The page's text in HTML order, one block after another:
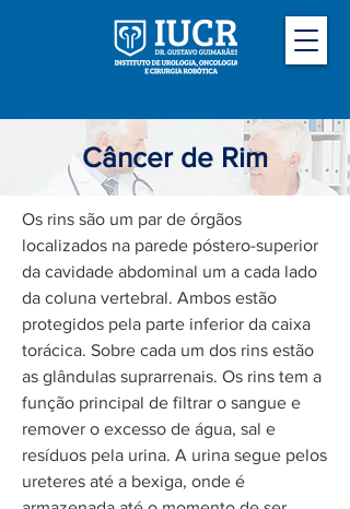
Câncer de Rim
Os rins são um par de órgãos
localizados na parede póstero-superior
da cavidade abdominal um a cada lado
da coluna vertebral. Ambos estão
protegidos pela parte inferior da caixa
torácica. Sobre cada um dos rins estão
as glândulas suprarrenais. Os rins tem a
função principal de filtrar o sangue e
remover o excesso de água, sal e
resíduos pela urina. A urina segue pelos
ureteres até a bexiga, onde é